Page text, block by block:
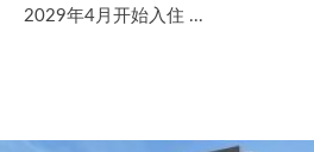
2029年4月开始入住 ...